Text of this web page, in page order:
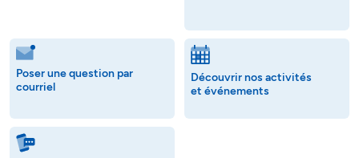
Poser une question par
courriel
Découvrir nos activités
et événements